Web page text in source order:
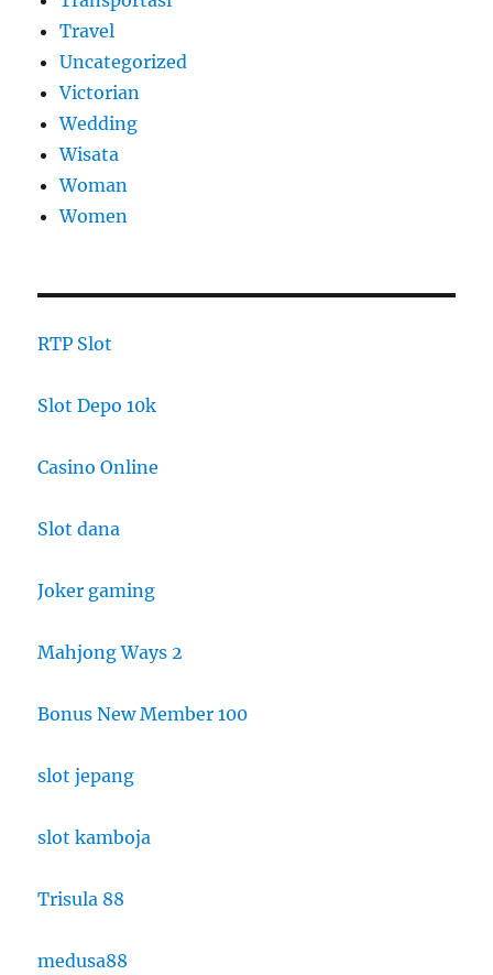
Travel
Uncategorized
Victorian
Wedding
Wisata
Woman
Women
RTP Slot
Slot Depo 10k
Casino Online
Slot dana
Joker gaming
Mahjong Ways 2
Bonus New Member 100
slot jepang
slot kamboja
Trisula 88
medusa88